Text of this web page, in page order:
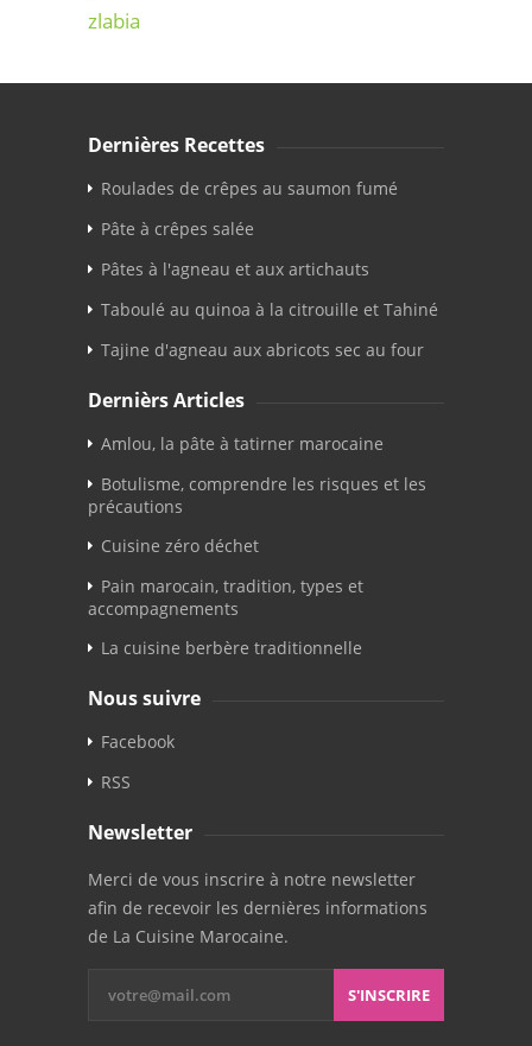
zlabia
Dernières Recettes
Roulades de crêpes au saumon fumé
Pâte à crêpes salée
Pâtes à l'agneau et aux artichauts
Taboulé au quinoa à la citrouille et Tahiné
Tajine d'agneau aux abricots sec au four
Dernièrs Articles
Amlou, la pâte à tatirner marocaine
Botulisme, comprendre les risques et les
précautions
Cuisine zéro déchet
Pain marocain, tradition, types et
accompagnements
La cuisine berbère traditionnelle
Nous suivre
Facebook
RSS
Newsletter
Merci de vous inscrire à notre newsletter
afin de recevoir les dernières informations
de La Cuisine Marocaine.
S'INSCRIRE